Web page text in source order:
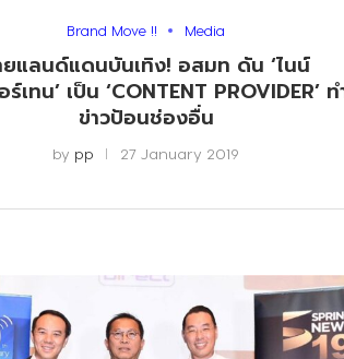
Brand Move !! Media
ยแลนด์แดนบันเทิง! อสมท ดัน ‘ไนน์
ร์เทน’ เป็น​ ‘CONTENT PROVIDER’ ท
ข่าวป้อนช่องอื่น
by pp 27 January 2019